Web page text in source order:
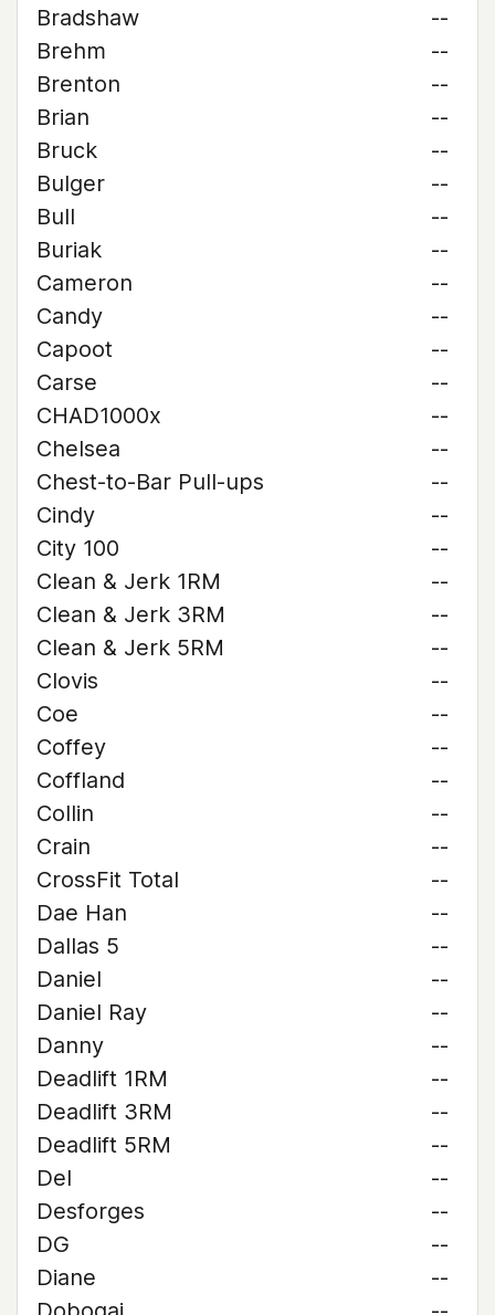
Bradshaw
--
Brehm
--
Brenton
--
Brian
--
Bruck
--
Bulger
--
Bull
--
Buriak
--
Cameron
--
Candy
--
Capoot
--
Carse
--
CHAD1000x
--
Chelsea
--
Chest-to-Bar Pull-ups
--
Cindy
--
City 100
--
Clean & Jerk 1RM
--
Clean & Jerk 3RM
--
Clean & Jerk 5RM
--
Clovis
--
Coe
--
Coffey
--
Coffland
--
Collin
--
Crain
--
CrossFit Total
--
Dae Han
--
Dallas 5
--
Daniel
--
Daniel Ray
--
Danny
--
Deadlift 1RM
--
Deadlift 3RM
--
Deadlift 5RM
--
Del
--
Desforges
--
DG
--
Diane
--